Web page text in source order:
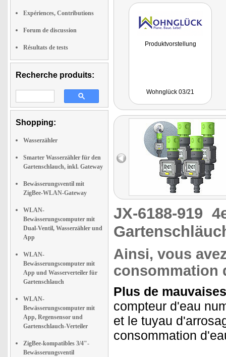
Expériences, Contributions
Forum de discussion
Résultats de tests
Recherche produits:
Shopping:
Wasserzähler
Smarter Wasserzähler für den
Gartenschlauch, inkl. Gateway
Bewässerungsventil mit
ZigBee-WLAN-Gateway
WLAN-
Bewässerungscomputer mit
Dual-Ventil, Wasserzähler und
App
WLAN-
Bewässerungscomputer mit
App und Wasserverteiler für
Gartenschlauch
WLAN-
Bewässerungscomputer mit
App, Regensensor und
Gartenschlauch-Verteiler
ZigBee-kompatibles 3/4"-
Bewässerungsventil
Produktvorstellung
Wohnglück 03/21
JX-6188-919
Ainsi, vous
consommation
Plus de
compteur d'eau
et le tuyau
consommation